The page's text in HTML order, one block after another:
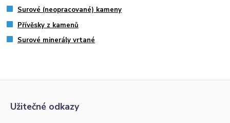
Surové (neopracované) kameny
Přívěsky z kamenů
Surové minerály vrtané
Užitečné odkazy